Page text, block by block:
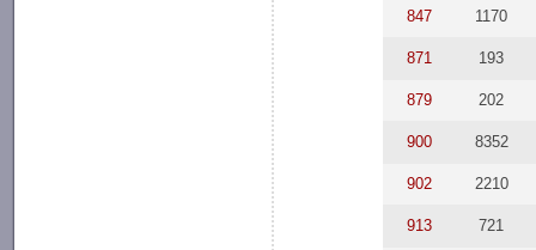
847 1170
871 193
879 202
900 8352
902 2210
913 721